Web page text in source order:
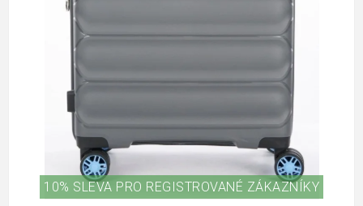
10% SLEVA PRO REGISTROVANÉ ZÁKAZNÍKY